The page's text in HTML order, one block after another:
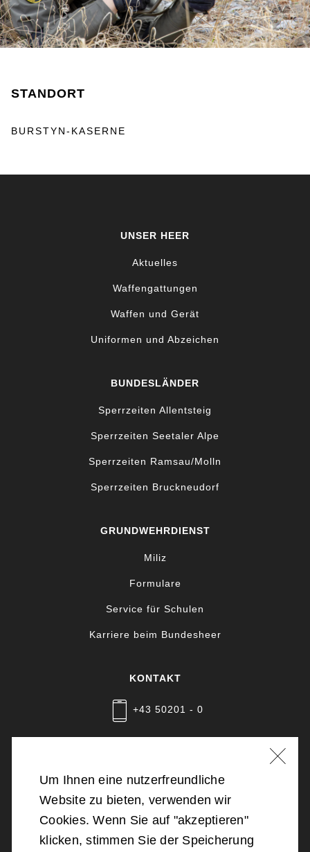
STANDORT
BURSTYN-KASERNE
UNSER HEER
Aktuelles
Waffengattungen
Waffen und Gerät
Uniformen und Abzeichen
BUNDESLÄNDER
Sperrzeiten Allentsteig
Sperrzeiten Seetaler Alpe
Sperrzeiten Ramsau/Molln
Sperrzeiten Bruckneudorf
GRUNDWEHRDIENST
Miliz
Formulare
Service für Schulen
Karriere beim Bundesheer
KONTAKT
+43 50201 - 0
2026Bundesministerium für Landesverteidigung
Um Ihnen eine nutzerfreundliche
Website zu bieten, verwenden wir
Cookies. Wenn Sie auf "akzeptieren"
klicken, stimmen Sie der Speicherung